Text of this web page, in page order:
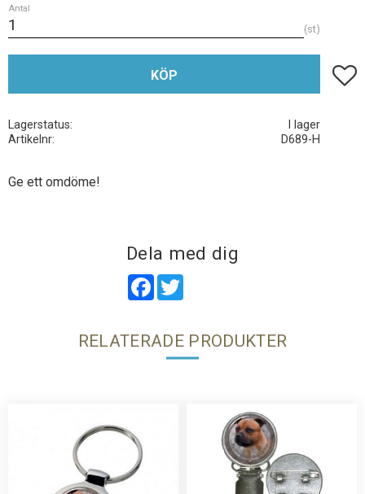
Antal
st
KÖP Lägg
Lagerstatus
I lager
Artikelnr
D689-H
Ge ett omdöme!
Dela med dig
Facebook
RELATERADE PRODUKTER